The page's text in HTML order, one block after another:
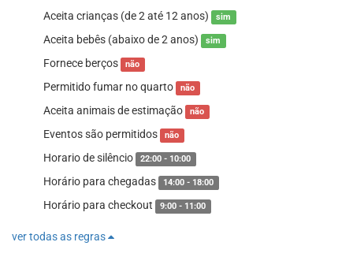
Aceita crianças (de 2 até 12 anos) sim
Aceita bebês (abaixo de 2 anos) sim
Fornece berços não
Permitido fumar no quarto não
Aceita animais de estimação não
Eventos são permitidos não
Horario de silêncio 22:00 - 10:00
Horário para chegadas 14:00 - 18:00
Horário para checkout 9:00 - 11:00
ver todas as regras